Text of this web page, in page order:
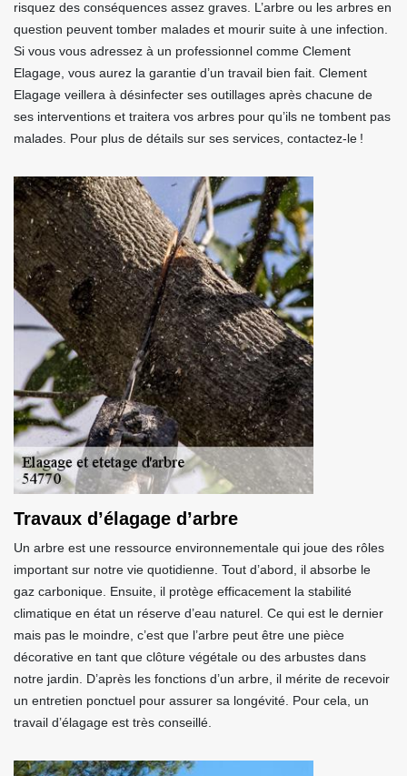
risquez des conséquences assez graves. L’arbre ou les arbres en
question peuvent tomber malades et mourir suite à une infection.
Si vous vous adressez à un professionnel comme Clement
Elagage, vous aurez la garantie d’un travail bien fait. Clement
Elagage veillera à désinfecter ses outillages après chacune de
ses interventions et traitera vos arbres pour qu’ils ne tombent pas
malades. Pour plus de détails sur ses services, contactez-le !
Travaux d’élagage d’arbre
Un arbre est une ressource environnementale qui joue des rôles
important sur notre vie quotidienne. Tout d’abord, il absorbe le
gaz carbonique. Ensuite, il protège efficacement la stabilité
climatique en état un réserve d’eau naturel. Ce qui est le dernier
mais pas le moindre, c’est que l’arbre peut être une pièce
décorative en tant que clôture végétale ou des arbustes dans
notre jardin. D’après les fonctions d’un arbre, il mérite de recevoir
un entretien ponctuel pour assurer sa longévité. Pour cela, un
travail d’élagage est très conseillé.